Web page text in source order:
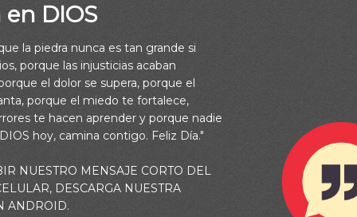
de todo tu corazón, Y no te apoyes en tu propia prudencia.
tus caminos, Y él enderezará tus veredas” (Proverbios 3:5-
DIOS
la piedra nunca es tan grande si
porque las injusticias acaban
el dolor se supera, porque el
porque el miedo te fortalece,
te hacen aprender y porque nadie
hoy, camina contigo. Feliz Día."
NUESTRO MENSAJE CORTO DEL
DESCARGA NUESTRA
ANDROID.